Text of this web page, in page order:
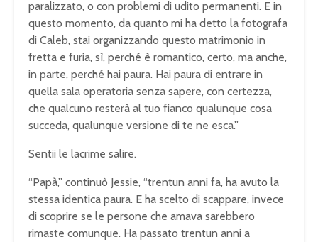
paralizzato, o con problemi di udito permanenti. E in
questo momento, da quanto mi ha detto la fotografa
di Caleb, stai organizzando questo matrimonio in
fretta e furia, sì, perché è romantico, certo, ma anche,
in parte, perché hai paura. Hai paura di entrare in
quella sala operatoria senza sapere, con certezza,
che qualcuno resterà al tuo fianco qualunque cosa
succeda, qualunque versione di te ne esca.”
Sentii le lacrime salire.
“Papà,” continuò Jessie, “trentun anni fa, ha avuto la
stessa identica paura. E ha scelto di scappare, invece
di scoprire se le persone che amava sarebbero
rimaste comunque. Ha passato trentun anni a